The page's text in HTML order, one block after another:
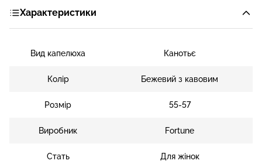
Характеристики
Вид капелюха Канотьє
Колір Бежевий з кавовим
Розмір 55-57
Виробник Fortune
Стать Для жінок